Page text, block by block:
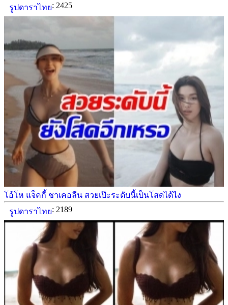
รูปดาราไทย: 2425
โอ้โห แจ็คกี้ ชาเคอลีน สวยเป๊ะระดับนี้เป็นโสดได้ไง
รูปดาราไทย: 2189